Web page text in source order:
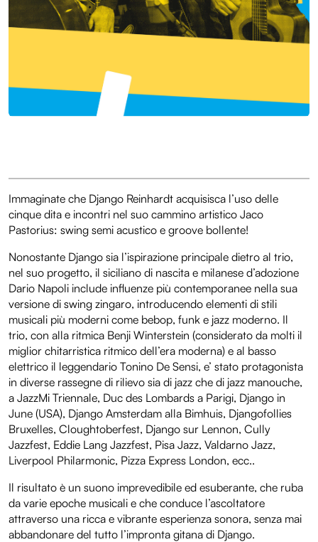
Immaginate che Django Reinhardt acquisisca l’uso delle
cinque dita e incontri nel suo cammino artistico Jaco
Pastorius: swing semi acustico e groove bollente!
Nonostante Django sia l’ispirazione principale dietro al trio,
nel suo progetto, il siciliano di nascita e milanese d’adozione
Dario Napoli include influenze più contemporanee nella sua
versione di swing zingaro, introducendo elementi di stili
musicali più moderni come bebop, funk e jazz moderno. Il
trio, con alla ritmica Benji Winterstein (considerato da molti il
miglior chitarristica ritmico dell’era moderna) e al basso
elettrico il leggendario Tonino De Sensi, e’ stato protagonista
in diverse rassegne di rilievo sia di jazz che di jazz manouche,
a JazzMi Triennale, Duc des Lombards a Parigi, Django in
June (USA), Django Amsterdam alla Bimhuis, Djangofollies
Bruxelles, Cloughtoberfest, Django sur Lennon, Cully
Jazzfest, Eddie Lang Jazzfest, Pisa Jazz, Valdarno Jazz,
Liverpool Philarmonic, Pizza Express London, ecc..
Il risultato è un suono imprevedibile ed esuberante, che ruba
da varie epoche musicali e che conduce l’ascoltatore
attraverso una ricca e vibrante esperienza sonora, senza mai
abbandonare del tutto l’impronta gitana di Django.